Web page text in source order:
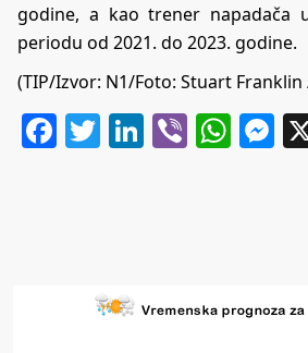
godine, a kao trener napadača
periodu od 2021. do 2023. godine.
(TIP/Izvor: N1/Foto: Stuart Franklin
Facebook
Twitter
LinkedIn
Viber